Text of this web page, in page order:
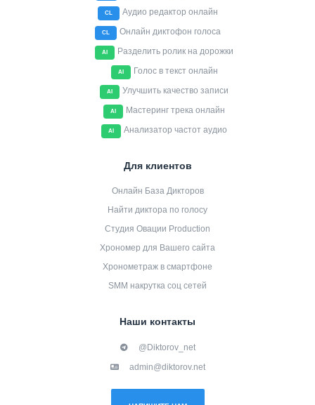
CL Аудио редактор онлайн
CL Онлайн диктофон голоса
AI Разделить ролик на дорожки
AI Голос в текст онлайн
AI Улучшить качество записи
AI Мастеринг трека онлайн
AI Анализатор частот аудио
Для клиентов
Онлайн База Дикторов
Найти диктора по голосу
Студия Овации Production
Хрономер для Вашего сайта
Хронометраж в смартфоне
SMM накрутка соц сетей
Наши контакты
@Diktorov_net
admin@diktorov.net